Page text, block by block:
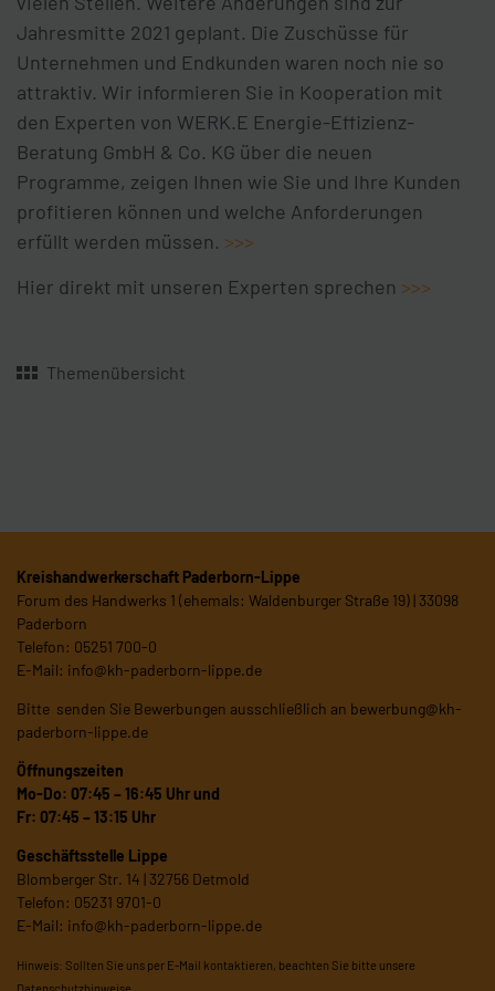
Jahresmitte 2021 geplant. Die Zuschüsse für
Unternehmen und Endkunden waren noch nie so
attraktiv. Wir informieren Sie in Kooperation mit
den Experten von WERK.E Energie-Effizienz-
Beratung GmbH & Co. KG über die neuen
Programme, zeigen Ihnen wie Sie und Ihre Kunden
profitieren können und welche Anforderungen
erfüllt werden müssen. >>>
Hier direkt mit unseren Experten sprechen >>>
Themenübersicht
Kreishandwerkerschaft Paderborn-Lippe
Forum des Handwerks 1 (ehemals: Waldenburger Straße 19) | 33098
Paderborn
Telefon: 05251 700-0
E-Mail: info@kh-paderborn-lippe.de
Bitte senden Sie Bewerbungen ausschließlich an bewerbung@kh-
paderborn-lippe.de
Öffnungszeiten
Mo-Do: 07:45 – 16:45 Uhr und
Fr: 07:45 – 13:15 Uhr
Geschäftsstelle Lippe
Blomberger Str. 14 | 32756 Detmold
Telefon: 05231 9701-0
E-Mail: info@kh-paderborn-lippe.de
Hinweis: Sollten Sie uns per E-Mail kontaktieren, beachten Sie bitte unsere